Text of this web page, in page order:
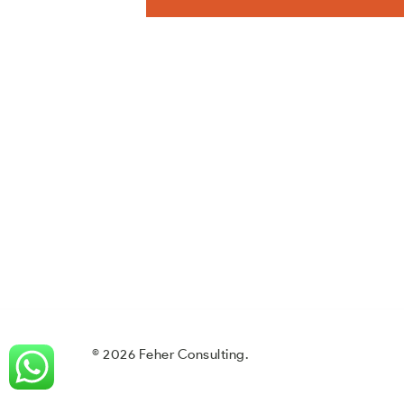
© 2026 Feher Consulting.